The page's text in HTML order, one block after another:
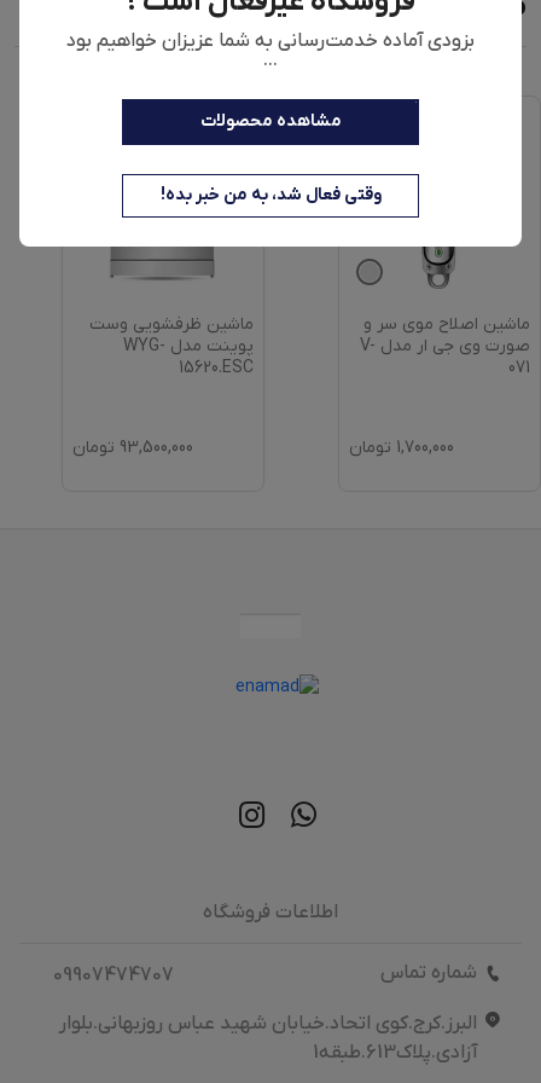
بزودی آماده خدمت‌رسانی به شما عزیزان خواهیم بود
...
مشاهده محصولات
وقتی فعال شد، به من خبر بده!
ماشین اصلاح موی سر و
صورت وی جی ار مدل V-
071
1,700,000 تومان
ماشین ظرفشویی وست
پوینت مدل WYG-
15620.ESC
93,500,000 تومان
اطلاعات فروشگاه
شماره تماس
09907474707
البرز.کرج.کوی اتحاد.خیابان شهید عباس روزبهانی.بلوار
آزادی.پلاک613.طبقه1